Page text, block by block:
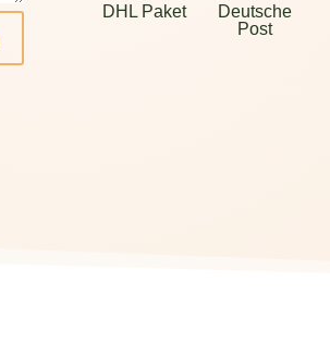
DHL Paket
Deutsche
Post